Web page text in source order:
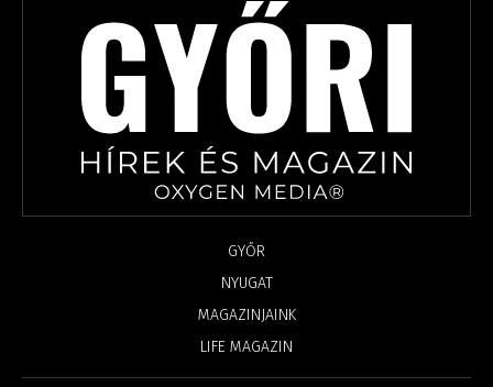
GYŐR
NYUGAT
MAGAZINJAINK
LIFE MAGAZIN